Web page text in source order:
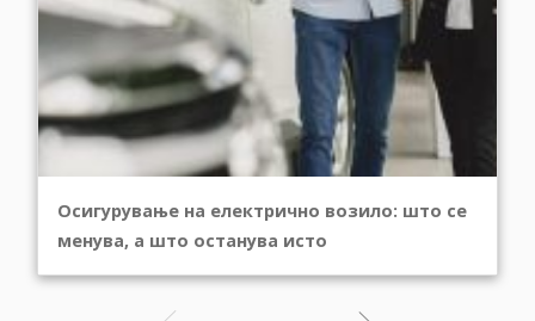
Осигурување на електрично возило: што се
менува, а што останува исто